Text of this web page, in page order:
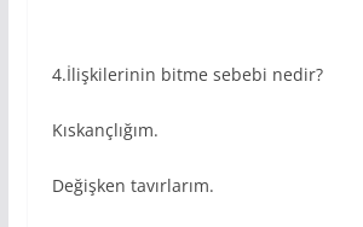
4.İlişkilerinin bitme sebebi nedir?
Kıskançlığım.
Değişken tavırlarım.